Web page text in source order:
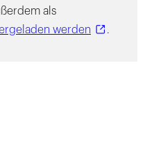
als
werden .